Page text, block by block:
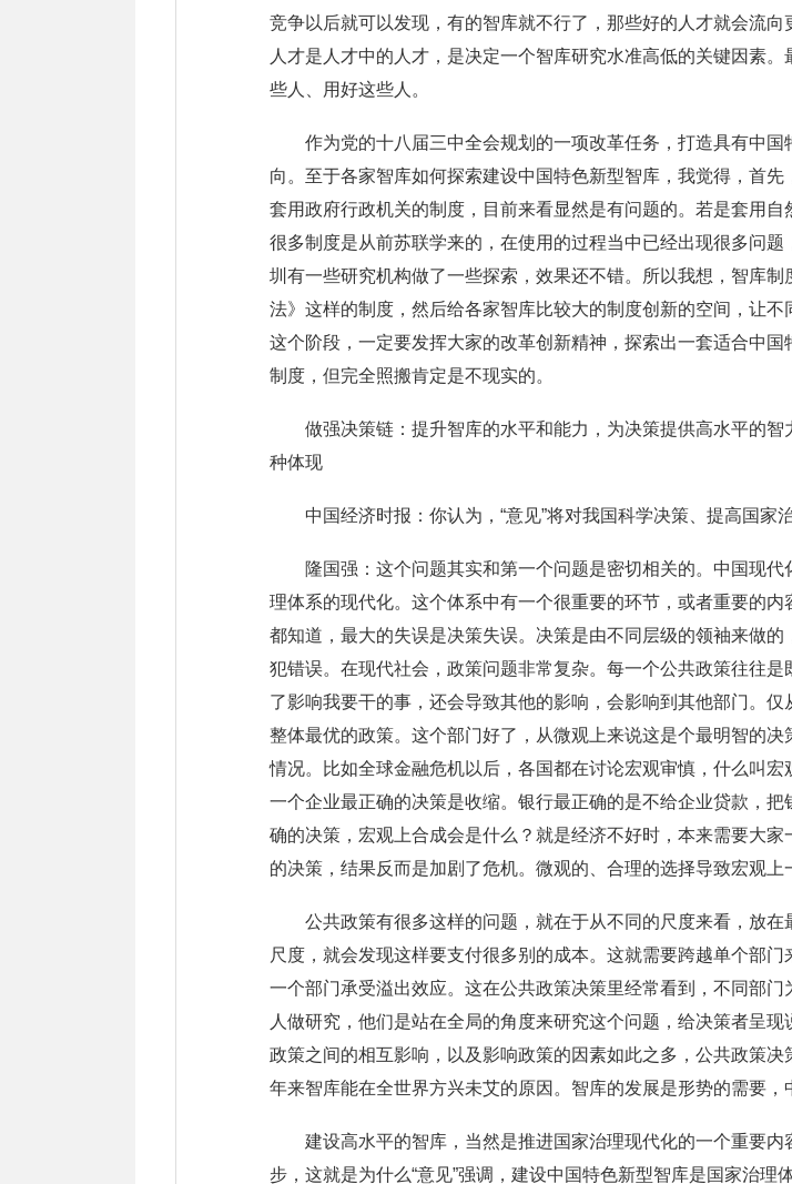
竞争以后就可以发现，有的智库就不行了，那些好的人才就会流
人才是人才中的人才，是决定一个智库研究水准高低的关键因素
些人、用好这些人。
作为党的十八届三中全会规划的一项改革任务，打造具有中
向。至于各家智库如何探索建设中国特色新型智库，我觉得，首
套用政府行政机关的制度，目前来看显然是有问题的。若是套用
很多制度是从前苏联学来的，在使用的过程当中已经出现很多问
圳有一些研究机构做了一些探索，效果还不错。所以我想，智库
法》这样的制度，然后给各家智库比较大的制度创新的空间，让
这个阶段，一定要发挥大家的改革创新精神，探索出一套适合中
制度，但完全照搬肯定是不现实的。
做强决策链：提升智库的水平和能力，为决策提供高水平的
种体现
中国经济时报：你认为，“意见”将对我国科学决策、提高国家
隆国强：这个问题其实和第一个问题是密切相关的。中国现
理体系的现代化。这个体系中有一个很重要的环节，或者重要的
都知道，最大的失误是决策失误。决策是由不同层级的领袖来做
犯错误。在现代社会，政策问题非常复杂。每一个公共政策往往
了影响我要干的事，还会导致其他的影响，会影响到其他部门。
整体最优的政策。这个部门好了，从微观上来说这是个最明智的
情况。比如全球金融危机以后，各国都在讨论宏观审慎，什么叫
一个企业最正确的决策是收缩。银行最正确的是不给企业贷款，
确的决策，宏观上合成会是什么？就是经济不好时，本来需要大
的决策，结果反而是加剧了危机。微观的、合理的选择导致宏观
公共政策有很多这样的问题，就在于从不同的尺度来看，放
尺度，就会发现这样要支付很多别的成本。这就需要跨越单个部
一个部门承受溢出效应。这在公共政策决策里经常看到，不同部
人做研究，他们是站在全局的角度来研究这个问题，给决策者呈
政策之间的相互影响，以及影响政策的因素如此之多，公共政策
年来智库能在全世界方兴未艾的原因。智库的发展是形势的需要，
建设高水平的智库，当然是推进国家治理现代化的一个重要
步，这就是为什么“意见”强调，建设中国特色新型智库是国家治理